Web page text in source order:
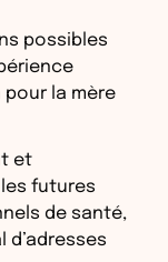
possibles
la mère
et
futures
de santé,
d’adresses